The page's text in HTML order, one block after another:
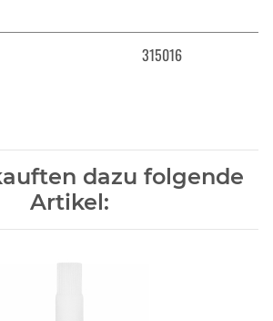
315016
dazu folgende
Artikel: